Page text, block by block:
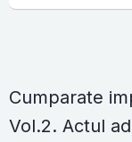
Cumparate
Vol.2. Actul